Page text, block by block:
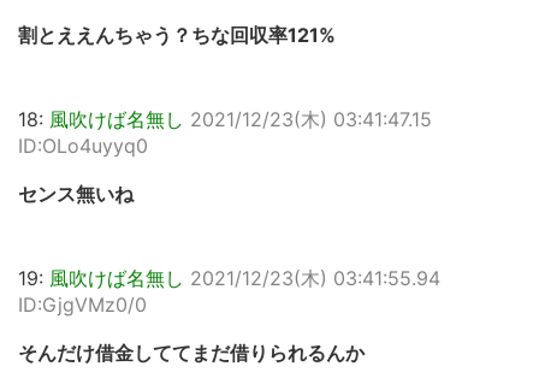
割とええんちゃう？ちな回収率121%
18: 風吹けば名無し 2021/12/23(木) 03:41:47.15
ID:OLo4uyyq0
センス無いね
19: 風吹けば名無し 2021/12/23(木) 03:41:55.94
ID:GjgVMz0/0
そんだけ借金しててまだ借りられるんか